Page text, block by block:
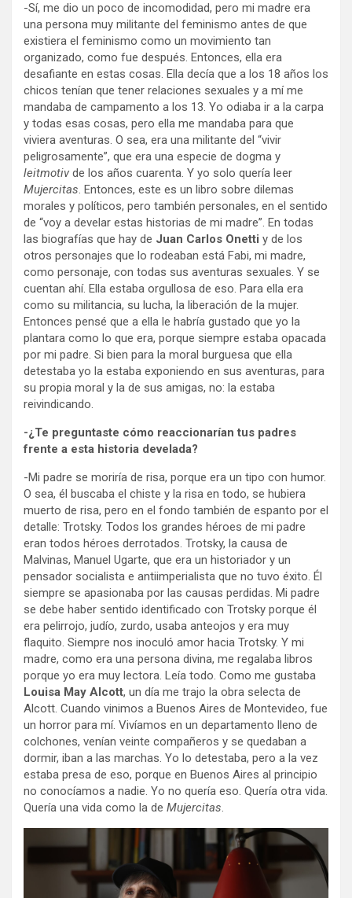
-Sí, me dio un poco de incomodidad, pero mi madre era
una persona muy militante del feminismo antes de que
existiera el feminismo como un movimiento tan
organizado, como fue después. Entonces, ella era
desafiante en estas cosas. Ella decía que a los 18 años los
chicos tenían que tener relaciones sexuales y a mí me
mandaba de campamento a los 13. Yo odiaba ir a la carpa
y todas esas cosas, pero ella me mandaba para que
viviera aventuras. O sea, era una militante del “vivir
peligrosamente”, que era una especie de dogma y
leitmotivde los años cuarenta. Y yo solo quería leer
Mujercitas. Entonces, este es un libro sobre dilemas
morales y políticos, pero también personales, en el sentido
de “voy a develar estas historias de mi madre”. En todas
las biografías que hay de Juan Carlos Onetti y de los
otros personajes que lo rodeaban está Fabi, mi madre,
como personaje, con todas sus aventuras sexuales. Y se
cuentan ahí. Ella estaba orgullosa de eso. Para ella era
como su militancia, su lucha, la liberación de la mujer.
Entonces pensé que a ella le habría gustado que yo la
plantara como lo que era, porque siempre estaba opacada
por mi padre. Si bien para la moral burguesa que ella
detestaba yo la estaba exponiendo en sus aventuras, para
su propia moral y la de sus amigas, no: la estaba
reivindicando.
-¿Te preguntaste cómo reaccionarían tus padres
frente a esta historia develada?
-Mi padre se moriría de risa, porque era un tipo con humor.
O sea, él buscaba el chiste y la risa en todo, se hubiera
muerto de risa, pero en el fondo también de espanto por el
detalle: Trotsky. Todos los grandes héroes de mi padre
eran todos héroes derrotados. Trotsky, la causa de
Malvinas, Manuel Ugarte, que era un historiador y un
pensador socialista e antiimperialista que no tuvo éxito. Él
siempre se apasionaba por las causas perdidas. Mi padre
se debe haber sentido identificado con Trotsky porque él
era pelirrojo, judío, zurdo, usaba anteojos y era muy
flaquito. Siempre nos inoculó amor hacia Trotsky. Y mi
madre, como era una persona divina, me regalaba libros
porque yo era muy lectora. Leía todo. Como me gustaba
Louisa May Alcott, un día me trajo la obra selecta de
Alcott. Cuando vinimos a Buenos Aires de Montevideo, fue
un horror para mí. Vivíamos en un departamento lleno de
colchones, venían veinte compañeros y se quedaban a
dormir, iban a las marchas. Yo lo detestaba, pero a la vez
estaba presa de eso, porque en Buenos Aires al principio
no conocíamos a nadie. Yo no quería eso. Quería otra vida.
Quería una vida como la de Mujercitas.